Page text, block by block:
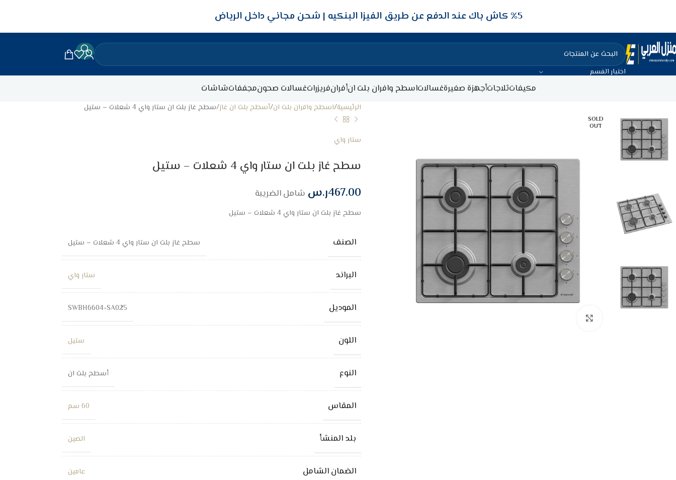
5‎% كاش باك عند الدفع عن طريق الفيزا البنكيه شحن مجاني داخل الرياض
اختيار القسم
مكيفاتثلاجاتأجهزة صغيرةغسالاتاسطح وافران بلت انأفرانفريزراتغسالات صحونمجففاتشاشات
SOLD
OUT
الرئيسية اسطح وافران بلت ان أسطح بلت ان غاز سطح غاز بلت ان ستار واي 4 شعلات – ستيل
ستار واي
سطح غاز بلت ان ستار واي 4 شعلات – ستيل
467.00ر.س شامل الضريبة
سطح غاز بلت ان ستار واي 4 شعلات – ستيل
الصنف سطح غاز بلت ان ستار واي 4 شعلات – ستيل
البراند ستار واي
الموديل SWBH6604-SA025
اللون ستيل
النوع أسطح بلت ان
المقاس 60 سم
بلد المنشأ الصين
الضمان الشامل عامين